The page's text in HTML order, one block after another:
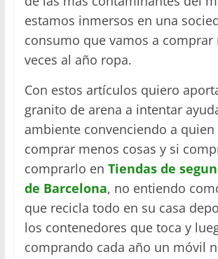
estamos inmersos en una
consumo que vamos a comprar
veces al año ropa.
Con estos artículos quiero
granito de arena a intentar
ambiente convenciendo a quien
comprar menos cosas y si
comprarlo en Tiendas de
de Barcelona, no entiendo
que recicla todo en su casa
los contenedores que toca y
comprando cada año un móvil